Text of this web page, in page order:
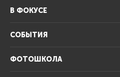
В ФОКУСЕ
СОБЫТИЯ
ФОТОШКОЛА